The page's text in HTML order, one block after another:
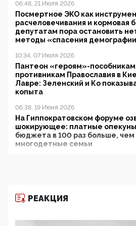
06:48, 21 Июля 2026
Посмертное ЭКО как
расчеловечивания и кормовая
депутатам пора остановить
методы «спасения
10:34, 07 Июля 2026
Пантеон «героям»-пособникам
противникам Православия в
Лавре: Зеленский и Ко
копыта
06:38, 19 Июня 2026
На Гиппократовском форуме
шокирующее: платные опекуны
бюджета в 100 раз больше, чем
многодетные семьи
11:53, 09 Июня 2026
деятельность ИИТО ЮНЕСКО в
РЕАКЦИЯ